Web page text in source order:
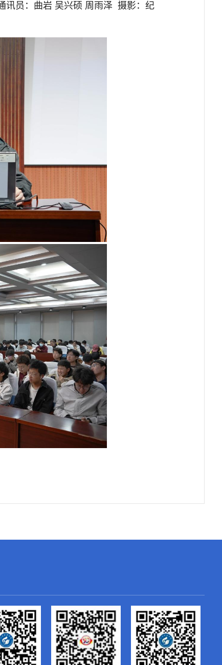
讯员：曲岩 吴兴硕 周雨泽 摄影：纪